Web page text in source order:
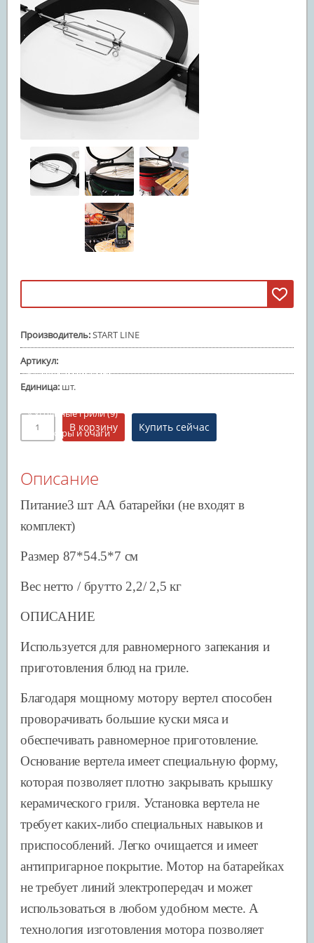
Машины смита(3)
Свободные веса(20)
Гантели и штанги(4)
Реабилитация и лечение
Инверсионные столы
Массажные столы
Вибромассажеры
Массажные кресла
Детские спортивные комплексы
ДСК из дерева(42)
Батуты
Батуты пружинные(67)
Товары для отдыха и пикника(73)
Газовые грили (5)
Керамические грили
Угольные грили(9)
Смокеры и очаги
Игровое оборудование
Настольный теннис
(25)
Минифутбол
Аэрохоккей
Производитель:START LINE
Артикул:
Единица: шт.
Описание
Питание3 шт АА батарейки (не входят в
комплект)
Размер 87*54.5*7 см
Вес нетто / брутто 2,2/ 2,5 кг
ОПИСАНИЕ
Используется для равномерного запекания и
приготовления блюд на гриле.
Благодаря мощному мотору вертел способен
проворачивать большие куски мяса и
обеспечивать равномерное приготовление.
Основание вертела имеет специальную форму,
которая позволяет плотно закрывать крышку
керамического гриля. Установка вертела не
требует каких-либо специальных навыков и
приспособлений. Легко очищается и имеет
антипригарное покрытие. Мотор на батарейках
не требует линий электропередач и может
использоваться в любом удобном месте. А
технология изготовления мотора позволяет